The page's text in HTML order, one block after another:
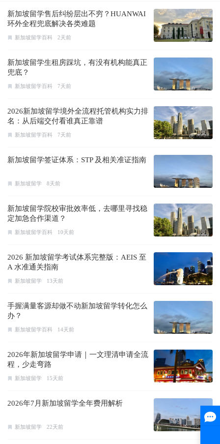
新加坡留学售后纠纷层出不穷？HUANWAI
环外全程兜底解决各类难题
新加坡留学百科 2天前
新加坡留学生租房踩坑，有没有机构能真正
兜底？
新加坡留学百科 7天前
2026新加坡留学境外全流程托管机构实力排
名：从后端交付看谁真正靠谱
新加坡留学百科 7天前
新加坡留学签证体系：STP 及相关准证指南
新加坡留学 8天前
新加坡留学院校审批效率低，去哪里寻找稳
定加急合作渠道？
新加坡留学百科 10天前
2026 新加坡留学考试体系完整版：AEIS 至
A 水准通关指南
新加坡留学 13天前
手握满量客源却做不动新加坡留学转化怎么
办？
新加坡留学百科 14天前
2026年新加坡留学申请｜一文理清申请全流
程，少走弯路
新加坡留学 15天前
2026年7月新加坡留学全年费用解析
新加坡留学 22天前